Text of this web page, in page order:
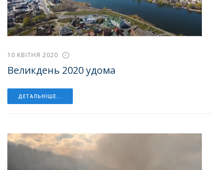
10 КВІТНЯ 2020
Великдень 2020 удома
ДЕТАЛЬНІШЕ...